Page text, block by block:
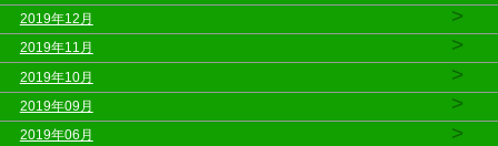
2019年12月 >
2019年11月 >
2019年10月 >
2019年09月 >
2019年06月 >